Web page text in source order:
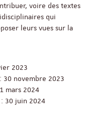
voire des textes
qui
leurs vues sur la
2023
30 novembre 2023
mars 2024
30 juin 2024